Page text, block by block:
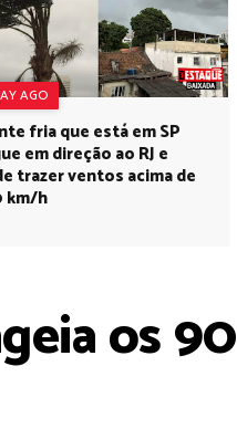
AGO
fria que está em SP
em direção ao RJ e
trazer ventos acima de
km/h
os 90